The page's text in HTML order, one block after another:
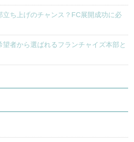
ち上げのチャンス？FC展開成功に必
者から選ばれるフランチャイズ本部と